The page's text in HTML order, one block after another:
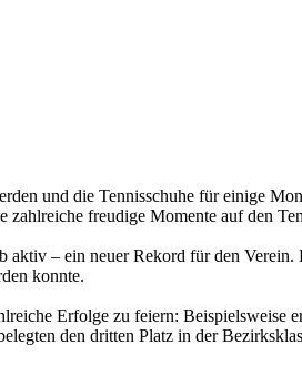
und die Tennisschuhe für einige
freudige Momente auf den
– ein neuer Rekord für den
konnte.
Erfolge zu feiern: Beispielsweise
den dritten Platz in der